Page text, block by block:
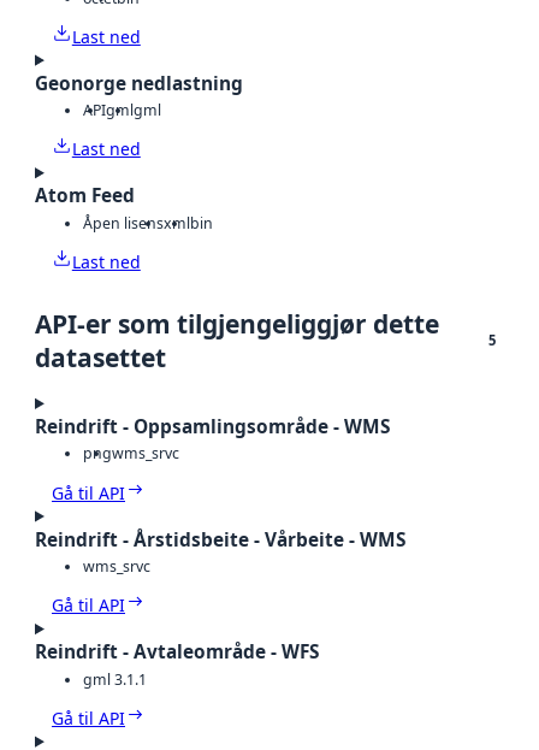
Last ned
Geonorge nedlastning
APIgmlgml
Last ned
Atom Feed
Åpen lisensxmlbin
Last ned
API-er som tilgjengeliggjør dette
datasettet
5
Reindrift - Oppsamlingsområde - WMS
pngwms_srvc
Gå til API
Reindrift - Årstidsbeite - Vårbeite - WMS
wms_srvc
Gå til API
Reindrift - Avtaleområde - WFS
gml 3.1.1
Gå til API